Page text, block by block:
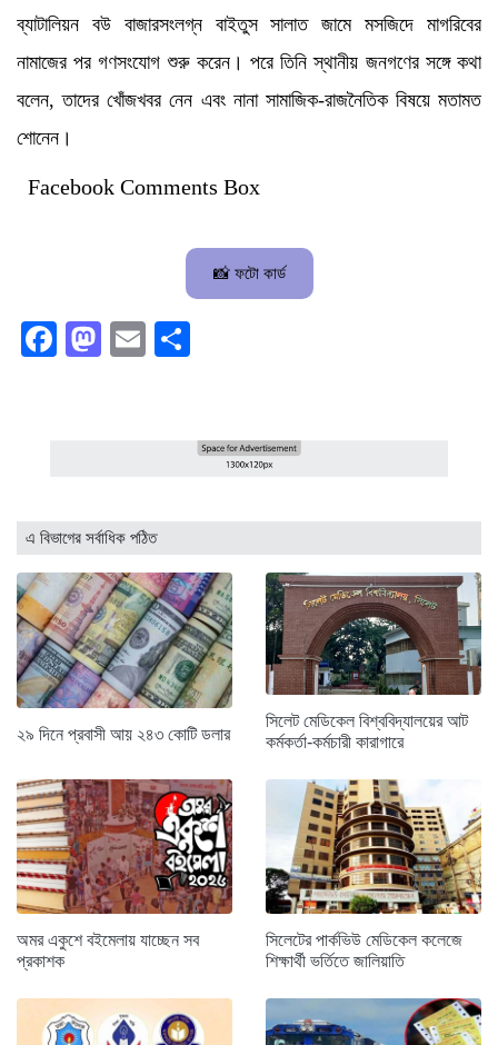
ব্যাটালিয়ন বউ বাজারসংলগ্ন বাইতুস সালাত জামে মসজিদে মাগরিবের
নামাজের পর গণসংযোগ শুরু করেন। পরে তিনি স্থানীয় জনগণের সঙ্গে কথা
বলেন, তাদের খোঁজখবর নেন এবং নানা সামাজিক-রাজনৈতিক বিষয়ে মতামত
শোনেন।
Facebook Comments Box
📸 ফটো কার্ড
Facebook
Mastodon
Email
এ বিভাগের সর্বাধিক পঠিত
২৯ দিনে প্রবাসী আয় ২৪৩ কোটি ডলার
সিলেট মেডিকেল বিশ্ববিদ্যালয়ের আট
কর্মকর্তা-কর্মচারী কারাগারে
অমর একুশে বইমেলায় যাচ্ছেন সব
প্রকাশক
সিলেটের পার্কভিউ মেডিকেল কলেজে
শিক্ষার্থী ভর্তিতে জালিয়াতি